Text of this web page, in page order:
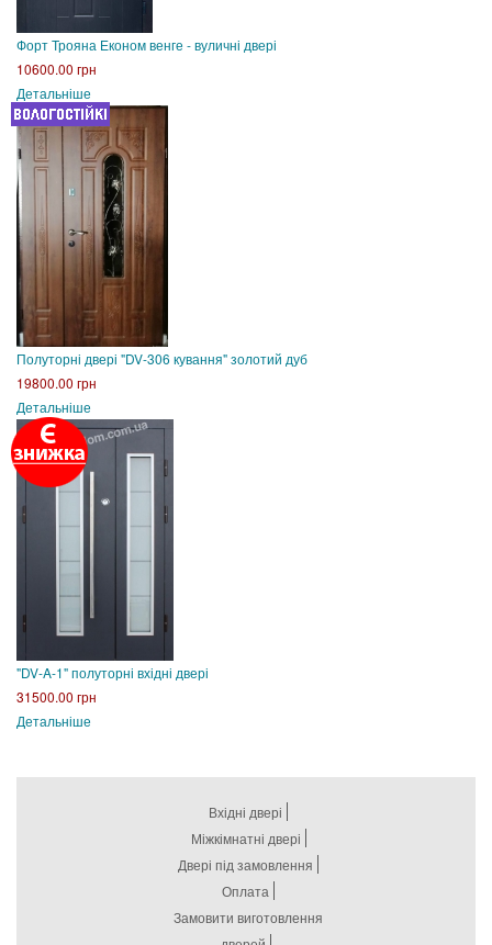
Форт Трояна Економ венге - вуличні двері
10600.00 грн
Детальніше
Полуторні двері "DV-306 кування" золотий дуб
19800.00 грн
Детальніше
"DV-A-1" полуторні вхідні двері
31500.00 грн
Детальніше
Вхідні двері
Міжкімнатні двері
Двері під замовлення
Оплата
Замовити виготовлення